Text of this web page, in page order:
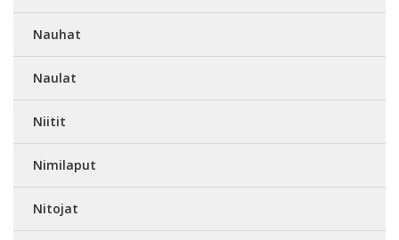
Nauhat
Naulat
Niitit
Nimilaput
Nitojat